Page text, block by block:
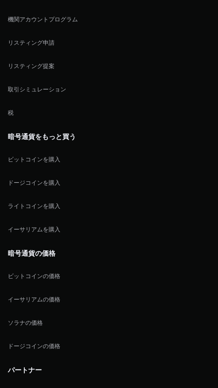
機関アカウントプログラム
リスティング申請
リスティング提案
取引シミュレーション
税
暗号通貨をもっと買う
ビットコインを購入
ドージコインを購入
ライトコインを購入
イーサリアムを購入
暗号通貨の価格
ビットコインの価格
イーサリアムの価格
ソラナの価格
ドージコインの価格
パートナー